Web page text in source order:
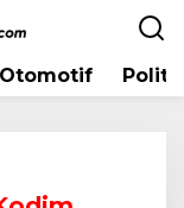
Otomotif